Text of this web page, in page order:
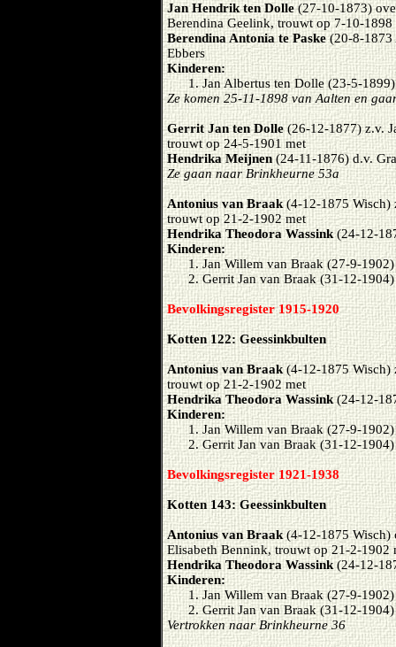
Jan Hendrik ten Dolle(27-10-1873)
Berendina Geelink, trouwt op 7-10-1898
Berendina Antonia te Paske(20-8-1873
Ebbers
Kinderen:
Jan Albertus ten Dolle (23-5-1899)
Ze komen 25-11-1898 van Aalten en
Gerrit Jan ten Dolle(26-12-1877) z.v.
trouwt op 24-5-1901 met
Hendrika Meijnen (24-11-1876) d.v.
Ze gaan naar Brinkheurne 53a
Antonius van Braak(4-12-1875 Wisch)
trouwt op 21-2-1902 met
Hendrika Theodora Wassink(24-12-
Kinderen:
Jan Willem van Braak (27-9-1902)
Gerrit Jan van Braak (31-12-1904)
Bevolkingsregister 1915-1920
Kotten 122: Geessinkbulten
Antonius van Braak(4-12-1875 Wisch)
trouwt op 21-2-1902 met
Hendrika Theodora Wassink(24-12-
Kinderen:
Jan Willem van Braak (27-9-1902)
Gerrit Jan van Braak (31-12-1904)
Bevolkingsregister 1921-1938
Kotten 143: Geessinkbulten
Antonius van Braak(4-12-1875 Wisch)
Elisabeth Bennink, trouwt op 21-2-1902
Hendrika Theodora Wassink(24-12-
Kinderen:
Jan Willem van Braak (27-9-
Gerrit Jan van Braak (31-12-1904)
Vertrokken naar Brinkheurne 36